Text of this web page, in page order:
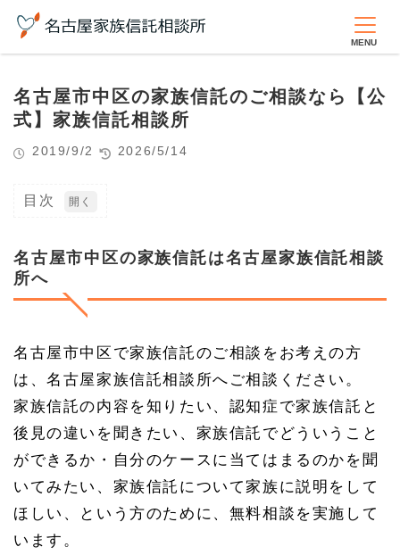
名古屋市中区の家族信託のご相談なら【公
式】家族信託相談所
2019/9/2 2026/5/14
目次
古
屋
市
中
家
信
託
は
名
屋
族
信
相
名古屋市中区の家族信託は名古屋家族信託相談
所へ
名古屋市中区で家族信託のご相談をお考えの方
は、名古屋家族信託相談所へご相談ください。
家族信託の内容を知りたい、認知症で家族信託と
後見の違いを聞きたい、家族信託でどういうこと
ができるか・自分のケースに当てはまるのかを聞
いてみたい、家族信託について家族に説明をして
ほしい、という方のために、無料相談を実施して
います。